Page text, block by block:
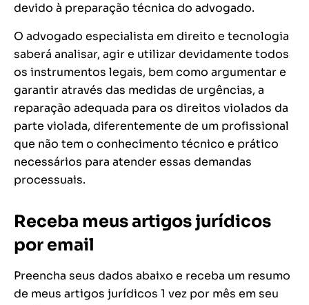
devido à preparação técnica do advogado.
O advogado especialista em direito e tecnologia
saberá analisar, agir e utilizar devidamente todos
os instrumentos legais, bem como argumentar e
garantir através das medidas de urgências, a
reparação adequada para os direitos violados da
parte violada, diferentemente de um profissional
que não tem o conhecimento técnico e prático
necessários para atender essas demandas
processuais.
Receba meus artigos jurídicos
por email
Preencha seus dados abaixo e receba um resumo
de meus artigos jurídicos 1 vez por mês em seu